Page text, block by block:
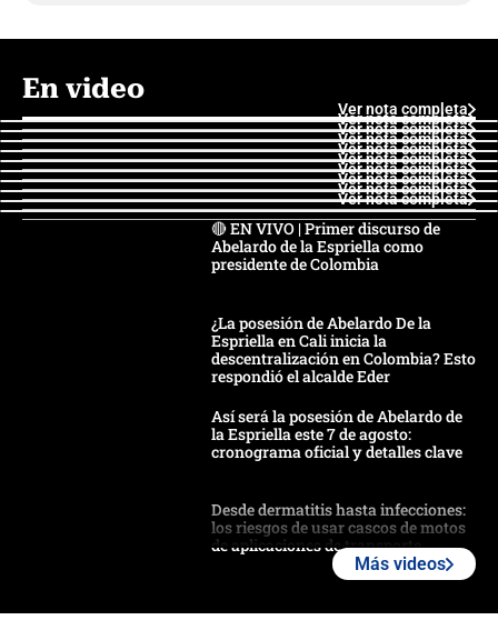
En video
Ver nota completa
Ver nota completa
Ver nota completa
Ver nota completa
Ver nota completa
Ver nota completa
Ver nota completa
Ver nota completa
Ver nota completa
Ver nota completa
🔴 EN VIVO | Primer discurso de
Abelardo de la Espriella como
presidente de Colombia
¿La posesión de Abelardo De la
Espriella en Cali inicia la
descentralización en Colombia? Esto
respondió el alcalde Eder
Así será la posesión de Abelardo de
la Espriella este 7 de agosto:
cronograma oficial y detalles clave
Desde dermatitis hasta infecciones:
los riesgos de usar cascos de motos
de aplicaciones de transporte
Más videos